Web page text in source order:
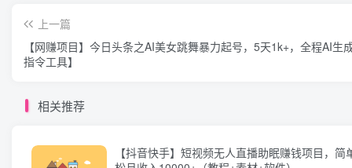
上一篇
【网赚项目】今日头条之AI美女跳舞暴力起号，5天1k+，全程AI生
指令工具】
相关推荐
【抖音快手】短视频无人直播助眠赚钱项目，简